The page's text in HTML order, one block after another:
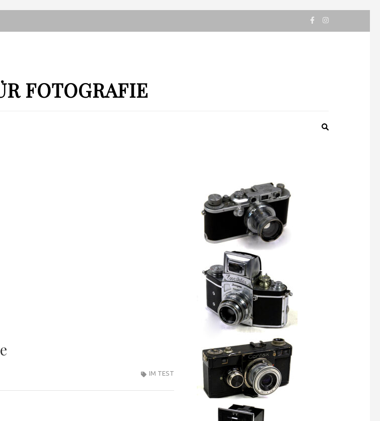
FOTOGRAFIE
IM TEST